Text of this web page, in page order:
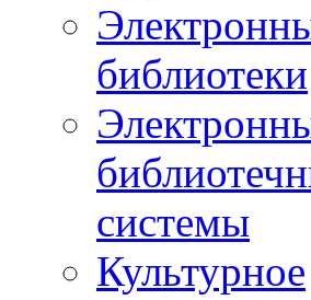
библиотеки
системы
Культурное